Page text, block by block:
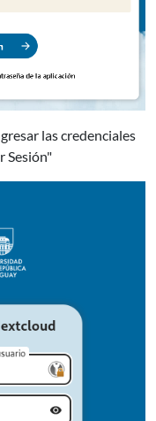
las credenciales
Sesión"